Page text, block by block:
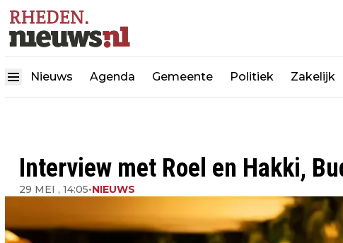
Nieuws Agenda Gemeente Politiek Zakelijk
Interview met Roel en Hakki,
29 MEI , 14:05•NIEUWS